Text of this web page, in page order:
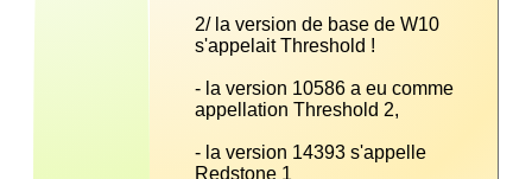
2/ la version de base de W10
- la version 10586 a eu comme
- la version 14393 s'appelle